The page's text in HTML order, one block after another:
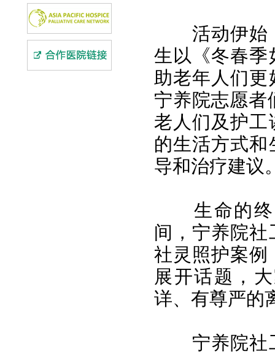
活动伊始
生以《冬春季
助老年人们
宁养院志愿者
老人们及护工
的生活方式
导和治疗建议
生命的
间，宁养院
社灵照护案例
展开话题，
详、有尊严的
宁养院社